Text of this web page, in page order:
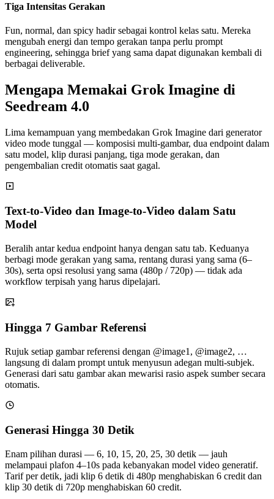
Tiga Intensitas Gerakan
Fun, normal, dan spicy hadir sebagai kontrol kelas satu. Mereka
mengubah energi dan tempo gerakan tanpa perlu prompt
engineering, sehingga brief yang sama dapat digunakan kembali di
berbagai deliverable.
Mengapa Memakai Grok Imagine di
Seedream 4.0
Lima kemampuan yang membedakan Grok Imagine dari generator
video mode tunggal — komposisi multi-gambar, dua endpoint dalam
satu model, klip durasi panjang, tiga mode gerakan, dan
pengembalian credit otomatis saat gagal.
Text-to-Video dan Image-to-Video dalam Satu
Model
Beralih antar kedua endpoint hanya dengan satu tab. Keduanya
berbagi mode gerakan yang sama, rentang durasi yang sama (6–
30s), serta opsi resolusi yang sama (480p / 720p) — tidak ada
workflow terpisah yang harus dipelajari.
Hingga 7 Gambar Referensi
Rujuk setiap gambar referensi dengan @image1, @image2, …
langsung di dalam prompt untuk menyusun adegan multi-subjek.
Generasi dari satu gambar akan mewarisi rasio aspek sumber secara
otomatis.
Generasi Hingga 30 Detik
Enam pilihan durasi — 6, 10, 15, 20, 25, 30 detik — jauh
melampaui plafon 4–10s pada kebanyakan model video generatif.
Tarif per detik, jadi klip 6 detik di 480p menghabiskan 6 credit dan
klip 30 detik di 720p menghabiskan 60 credit.